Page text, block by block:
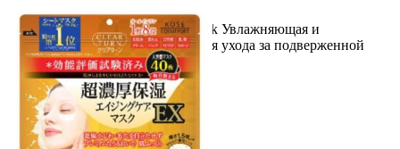
Скидка
3%
KOSE Clear Turn CICA Moist Mask Увлажняющая и
тонизирующая тканевая маска для ухода за подверженной
раздражению...